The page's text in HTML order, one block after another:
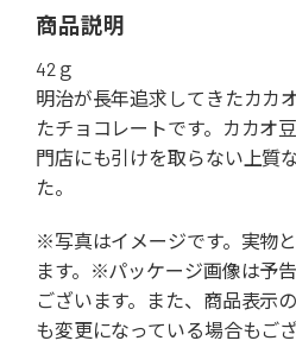
商品説明
42ｇ
明治が長年追求してきたカカ
たチョコレートです。カカオ
門店にも引けを取らない上質
た。
※写真はイメージです。実物
ます。※パッケージ画像は予
ございます。また、商品表示
も変更になっている場合もご